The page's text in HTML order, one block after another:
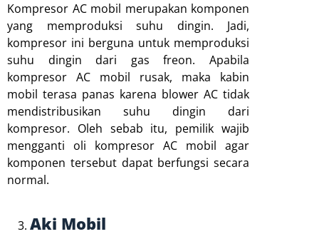
Kompresor AC mobil merupakan komponen
yang memproduksi suhu dingin. Jadi,
kompresor ini berguna untuk memproduksi
suhu dingin dari gas freon. Apabila
kompresor AC mobil rusak, maka kabin
mobil terasa panas karena blower AC tidak
mendistribusikan suhu dingin dari
kompresor. Oleh sebab itu, pemilik wajib
mengganti oli kompresor AC mobil agar
komponen tersebut dapat berfungsi secara
normal.
Aki Mobil